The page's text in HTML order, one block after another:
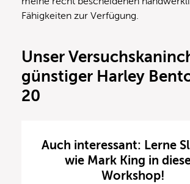
Fähigkeiten zur Verfügung.
Unser
günstiger Harley
20
Auch interessant: Lerne
wie Mark King in
Workshop!